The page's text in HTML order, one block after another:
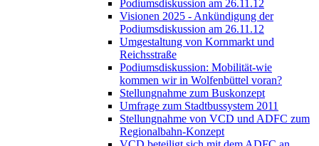
Podiumsdiskussion am 26.11.12
Visionen 2025 - Ankündigung der
Podiumsdiskussion am 26.11.12
Umgestaltung von Kornmarkt und
Reichsstraße
Podiumsdiskussion: Mobilität-wie
kommen wir in Wolfenbüttel voran?
Stellungnahme zum Buskonzept
Umfrage zum Stadtbussystem 2011
Stellungnahme von VCD und ADFC zum
Regionalbahn-Konzept